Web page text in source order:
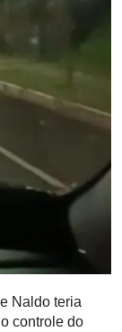
Naldo teria
controle do